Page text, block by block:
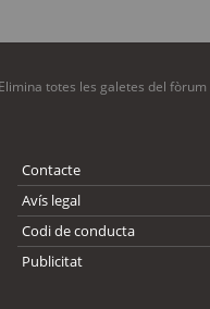
Elimina totes les galetes del fòrum
Contacte
Avís legal
Codi de conducta
Publicitat